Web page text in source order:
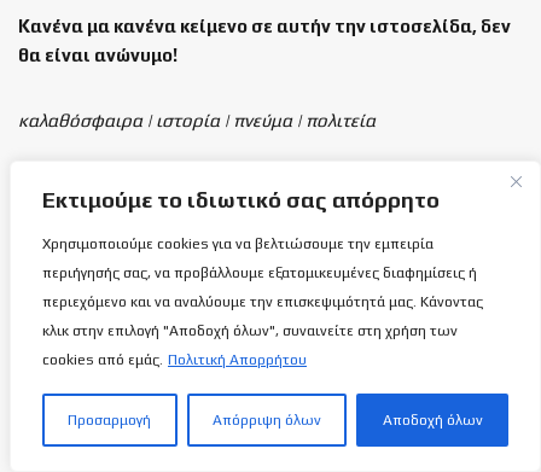
Εκτιμούμε το ιδιωτικό σας απόρρητο
Χρησιμοποιούμε cookies για να βελτιώσουμε την εμπειρία
περιήγησής σας, να προβάλλουμε εξατομικευμένες διαφημίσεις ή
περιεχόμενο και να αναλύουμε την επισκεψιμότητά μας. Κάνοντας
κλικ στην επιλογή "Αποδοχή όλων", συναινείτε στη χρήση των
cookies από εμάς. Πολιτική Απορρήτου
Προσαρμογή Απόρριψη όλων Αποδοχή όλων
Κανένα μα κανένα κείμενο σε αυτήν την ιστοσελίδα, δεν
θα είναι ανώνυμο!
καλαθόσφαιρα | ιστορία | πνεύμα | πολιτεία
ΑΕΛ: Ανακοίνωσε τη διάθεση των
διαρκείας με εντυπωσιακό Μαγνητοσκόπιο!
8 ΑΥΓΟΎΣΤΟΥ 2026
προπονητή τον Κοιλαρά!
8 ΑΥΓΟΎΣΤΟΥ 2026